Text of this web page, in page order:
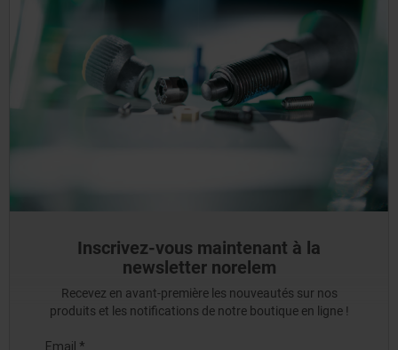
Inscrivez-vous maintenant à la
newsletter norelem
Recevez en avant-première les nouveautés sur nos
produits et les notifications de notre boutique en ligne !